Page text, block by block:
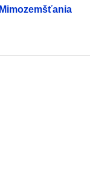
Mimozemšťania